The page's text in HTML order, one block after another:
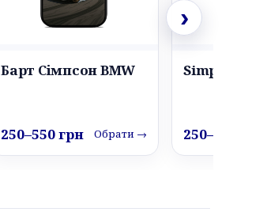
Барт Сімпсон BMW
250–550 грн Обрати →
Simpsons
250–550 грн
›